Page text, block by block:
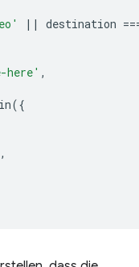
|| destination
here' ,
({